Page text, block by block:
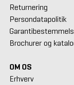
Returnering
Persondatapolitik
Brochurer og
OM OS
Erhverv